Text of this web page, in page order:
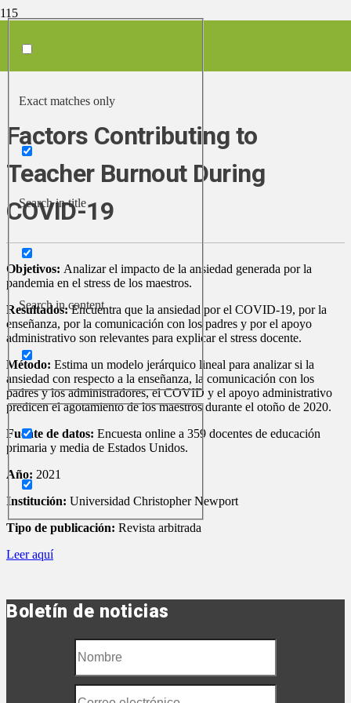
Exact matches only
Search in title
Search in content
/
Factors Contributing to
Teacher Burnout During
COVID-19
Objetivos: Analizar el impacto de la ansiedad generada por la
pandemia en el stress de los maestros.
Resultados:Encuentra que la ansiedad por el COVID-19, por la
enseñanza, por la comunicación con los padres y por el apoyo
administrativo son relevantes para explicar el stress docente.
Método: Estima un modelo jerárquico lineal para analizar si la
ansiedad con respecto a la enseñanza, la comunicación con los
padres y los administradores, el COVID y el apoyo administrativo
predicen el agotamiento de los maestros durante el otoño de 2020.
Fuente de datos: Encuesta online a 359 docentes de educación
primaria y media de Estados Unidos.
Año: 2021
Institución: Universidad Christopher Newport
Tipo de publicación: Revista arbitrada
Leer aquí
Boletín de noticias